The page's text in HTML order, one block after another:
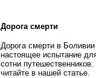
Дорога смерти
Дорога смерти в
настоящее испытание
сотни
читайте в нашей статье.